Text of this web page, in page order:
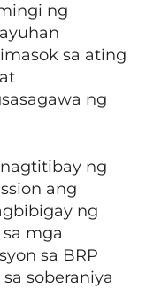
ng
sa ating
ng
ng
ang
ng
mga
sa BRP
soberaniya